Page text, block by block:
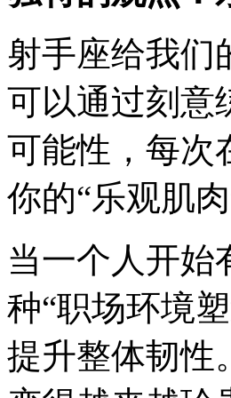
射手座给我们
可以通过刻意
可能性，每次
你的“乐观肌肉
当一个人开始
种“职场环境
提升整体韧性